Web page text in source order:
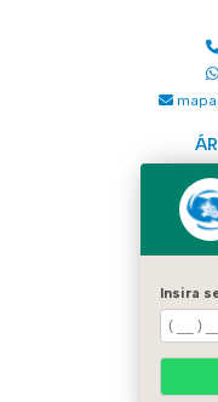
Insira